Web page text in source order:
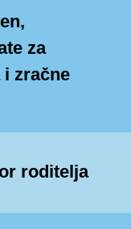
za
i zračne
roditelja